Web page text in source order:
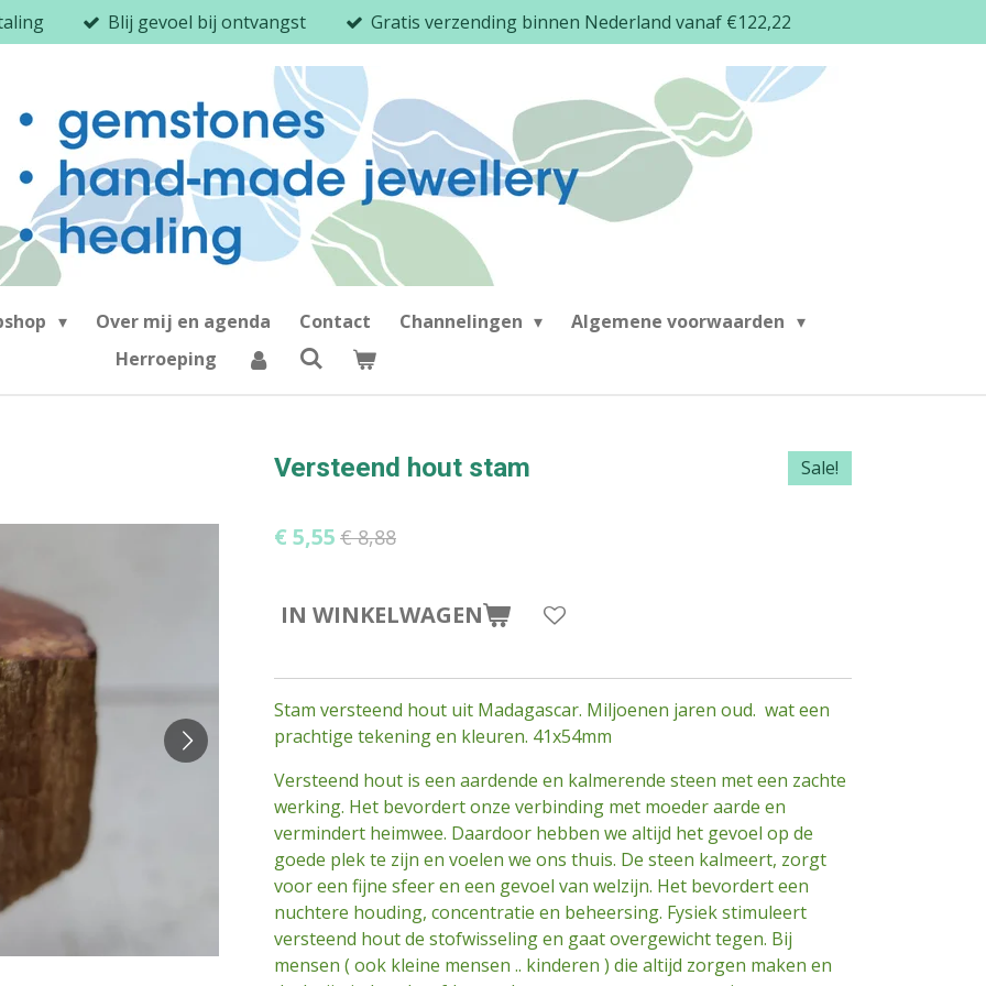
Blij gevoel bij ontvangst Gratis verzending binnen Nederland vanaf €122,22
Over mij en agenda Contact Channelingen
Algemene voorwaarden
Herroeping
Versteend hout stam Sale!
€ 5,55 € 8,88
IN WINKELWAGEN
Stam versteend hout uit Madagascar. Miljoenen jaren oud. wat een
prachtige tekening en kleuren. 41x54mm
Versteend hout is een aardende en kalmerende steen met een zachte
werking. Het bevordert onze verbinding met moeder aarde en
vermindert heimwee. Daardoor hebben we altijd het gevoel op de
goede plek te zijn en voelen we ons thuis. De steen kalmeert, zorgt
voor een fijne sfeer en een gevoel van welzijn. Het bevordert een
nuchtere houding, concentratie en beheersing. Fysiek stimuleert
versteend hout de stofwisseling en gaat overgewicht tegen. Bij
mensen ( ook kleine mensen .. kinderen ) die altijd zorgen maken en